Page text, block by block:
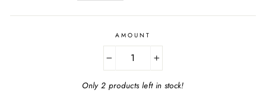
AMOUNT
+
Only 2 products left in stock!